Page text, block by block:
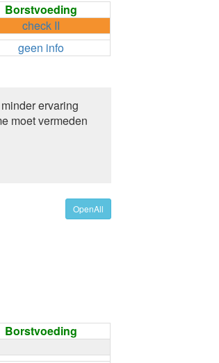
Borstvoeding
check II
geen info
ervaring
moet vermeden
OpenAll
Borstvoeding